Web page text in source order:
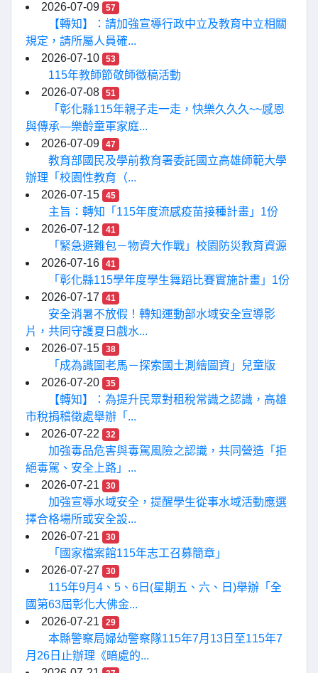
2026-07-09 57
【轉知】：請加強宣導行政中立及教育中立相關
規定，請所屬人員確...
2026-07-10
53
115年教師節敬師徵稿活動
2026-07-08
51
「彰化縣115年親子走一走，快樂久久久~~感恩
與傳承—樂齡童軍家庭...
2026-07-09
47
教育部國民及學前教育署委託國立高雄師範大學
辦理「校園性教育（...
2026-07-15
45
主旨：轉知「115年度流感疫苗接種計畫」1份
2026-07-12
41
「緊急避難包－物資大作戰」校園防災教育資源
2026-07-16
41
「彰化縣115學年度學生舞蹈比賽實施計畫」1份
2026-07-17
41
安全消暑不放假！轉知運動部水域安全宣導影
片，共同守護夏日戲水...
2026-07-15
38
「成為識圖老馬－探索國土測繪圖資」兒童版
2026-07-20
35
【轉知】：為提升民眾對租稅常識之認識，高雄
市稅捐稽徵處舉辦「...
2026-07-22
32
加強毒品危害與毒駕風險之認識，共同營造「拒
絕毒駕、安全上路」...
2026-07-21
30
加強宣導水域安全，提醒學生從事水域活動應選
擇合格場所或安全設...
2026-07-21
30
「國家檔案館115年志工召募簡章」
2026-07-27
30
115年9月4、5、6日(星期五、六、日)舉辦「全
國第63屆彰化大佛金...
2026-07-21
29
本縣警察局婦幼警察隊115年7月13日至115年7
月26日止辦理《暗處的...